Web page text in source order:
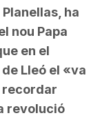
ha
nou Papa
en el
Lleó el «va
recordar
revolució